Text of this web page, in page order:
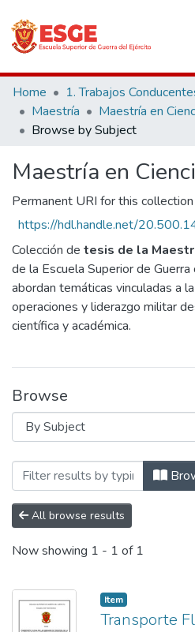
Communities & Collections
All of DSpace
Home
Maestría
Browse by Subject
Maestría en
Permanent URI for this collection
https://hdl.handle.net/
Colección de tesis de la
de la Escuela Superior de
abordan temáticas vinculadas a
operaciones y liderazgo militar
científica y académica.
Browse
Browsing Maestría
All browse results
Now showing 1 - 1 of 1
Item
Transporte